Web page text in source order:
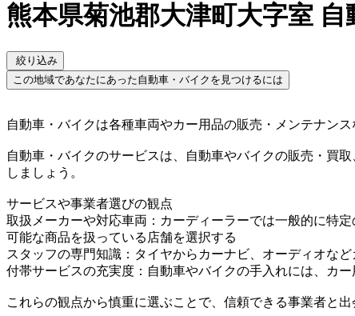
熊本県菊池郡大津町大字室
絞り込み
この地域であなたにあった自動車・バイクを見つけるには
自動車・バイクは各種車両やカー用品の販売・メンテナン
自動車・バイクのサービスは、自動車やバイクの販売・買
しましょう。
サービスや事業者選びの観点
取扱メーカーや対応車両：カーディーラーでは一般的に特
可能な商品を扱っている店舗を選択する
スタッフの専門知識：タイヤからカーナビ、オーディオな
付帯サービスの充実度：自動車やバイクの手入れには、カ
これらの観点から慎重に選ぶことで、信頼できる事業者と出